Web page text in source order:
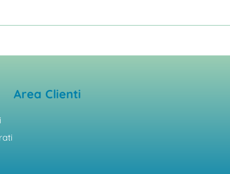
Area Clienti